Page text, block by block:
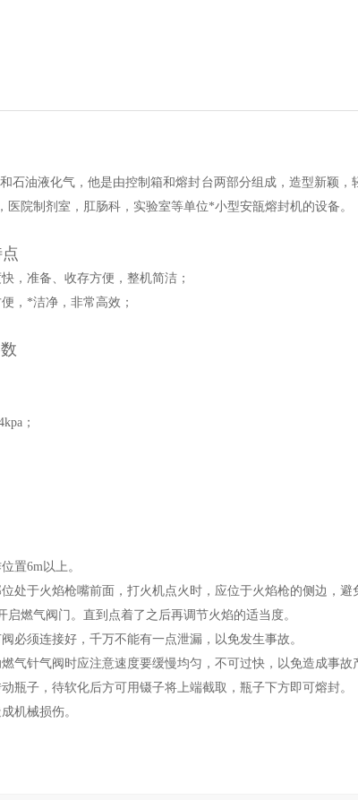
石油液化气，他是由控制箱和熔封台两部分组成，造型新颖，
院制剂室，肛肠科，实验室等单位*小型安瓿熔封机的设备。
，准备、收存方便，整机简洁；
，*洁净，非常高效；
；
置6m以上。
处于火焰枪嘴前面，打火机点火时，应位于火焰枪的侧边，
燃气阀门。直到点着了之后再调节火焰的适当度。
必须连接好，千万不能有一点泄漏，以免发生事故。
气针气阀时应注意速度要缓慢均匀，不可过快，以免造成事故
瓶子，待软化后方可用镊子将上端截取，瓶子下方即可熔封。
机械损伤。